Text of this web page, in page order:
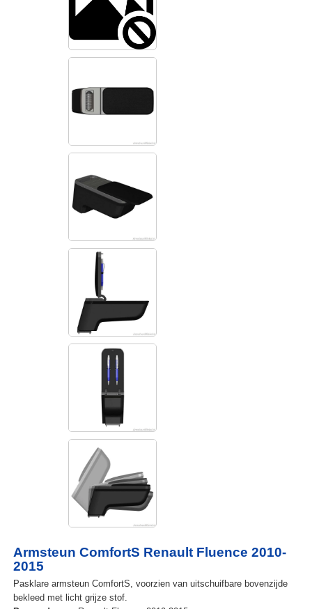
Armsteun ComfortS Renault Fluence 2010-
2015
Pasklare armsteun ComfortS, voorzien van uitschuifbare bovenzijde
bekleed met licht grijze stof.